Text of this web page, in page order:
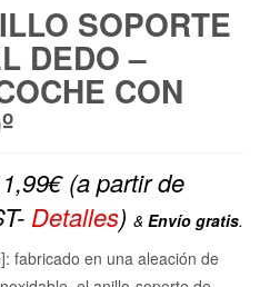
SOPORTE
DEDO –
CON
€(a partir de
Detalles) & Envío gratis.
fabricado en una aleación de